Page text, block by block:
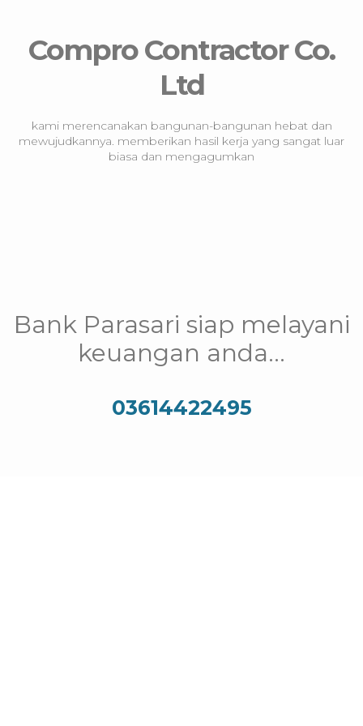
Compro Contractor Co.
Ltd
kami merencanakan bangunan-bangunan hebat dan
mewujudkannya. memberikan hasil kerja yang sangat luar
biasa dan mengagumkan
Bank Parasari siap melayani
keuangan anda...
03614422495